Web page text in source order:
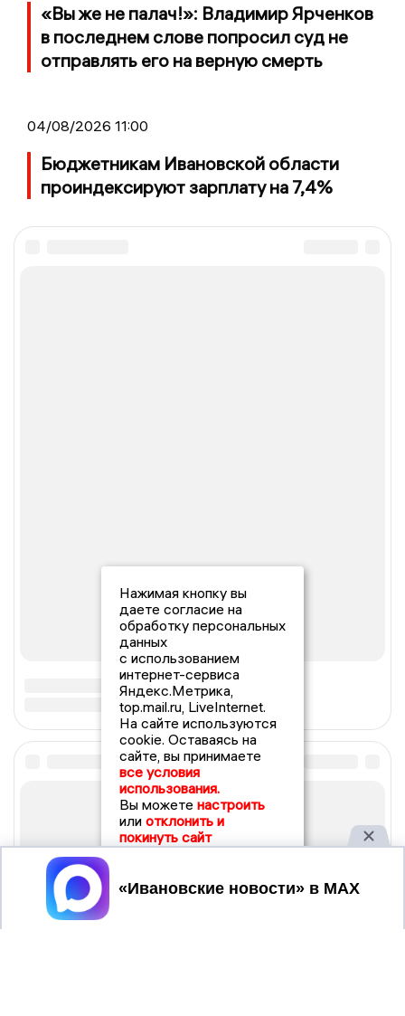
«Вы же не палач!»: Владимир Ярченков
в последнем слове попросил суд не
отправлять его на верную смерть
04/08/2026 11:00
Бюджетникам Ивановской области
проиндексируют зарплату на 7,4%
Нажимая кнопку вы
даете согласие на
обработку персональных
данных
с использованием
интернет-сервиса
Яндекс.Метрика,
top.mail.ru, LiveInternet.
На сайте используются
cookie. Оставаясь на
сайте, вы принимаете
все условия
использования.
Вы можете настроить
или отклонить и
покинуть сайт
Принять